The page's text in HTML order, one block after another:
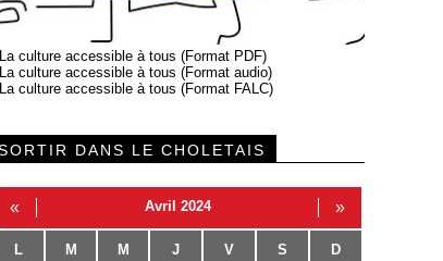
La culture accessible à tous (Format PDF)
La culture accessible à tous (Format audio)
La culture accessible à tous (Format FALC)
DANS LE CHOLETAIS
« Avril 2024 »
L M M J V S D